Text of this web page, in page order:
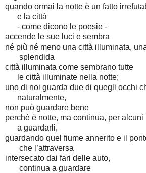
quando ormai la notte è un fatto
e la città
- come dicono le poesie -
accende le sue luci e sembra
né più né meno una città illuminata,
splendida
città illuminata come sembrano tutte
le città illuminate nella notte;
uno di noi guarda due di quegli occhi
naturalmente,
non può guardare bene
perché è notte, ma continua, per alcuni
a guardarli,
guardando quel fiume annerito e il
che l’attraversa
intersecato dai fari delle auto,
continua a guardare